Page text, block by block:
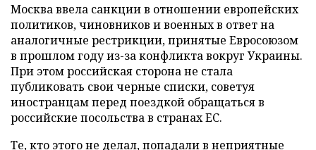
Москва ввела санкции в отношении европейских
политиков, чиновников и военных в ответ на
аналогичные рестрикции, принятые Евросоюзом
в прошлом году из-за конфликта вокруг Украины.
При этом российская сторона не стала
публиковать свои черные списки, советуя
иностранцам перед поездкой обращаться в
российские посольства в странах ЕС.
Те, кто этого не делал, попадали в неприятные